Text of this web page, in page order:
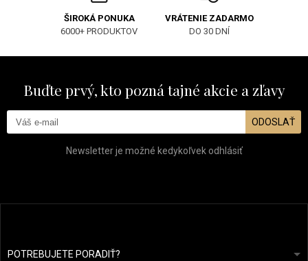
ŠIROKÁ PONUKA
6000+ PRODUKTOV
VRÁTENIE ZADARMO
DO 30 DNÍ
Buďte prvý, kto pozná tajné akcie a zľavy
ODOSLAŤ
Newsletter je možné kedykoľvek odhlásiť
POTREBUJETE PORADIŤ?info@prozdravevlasy.cz